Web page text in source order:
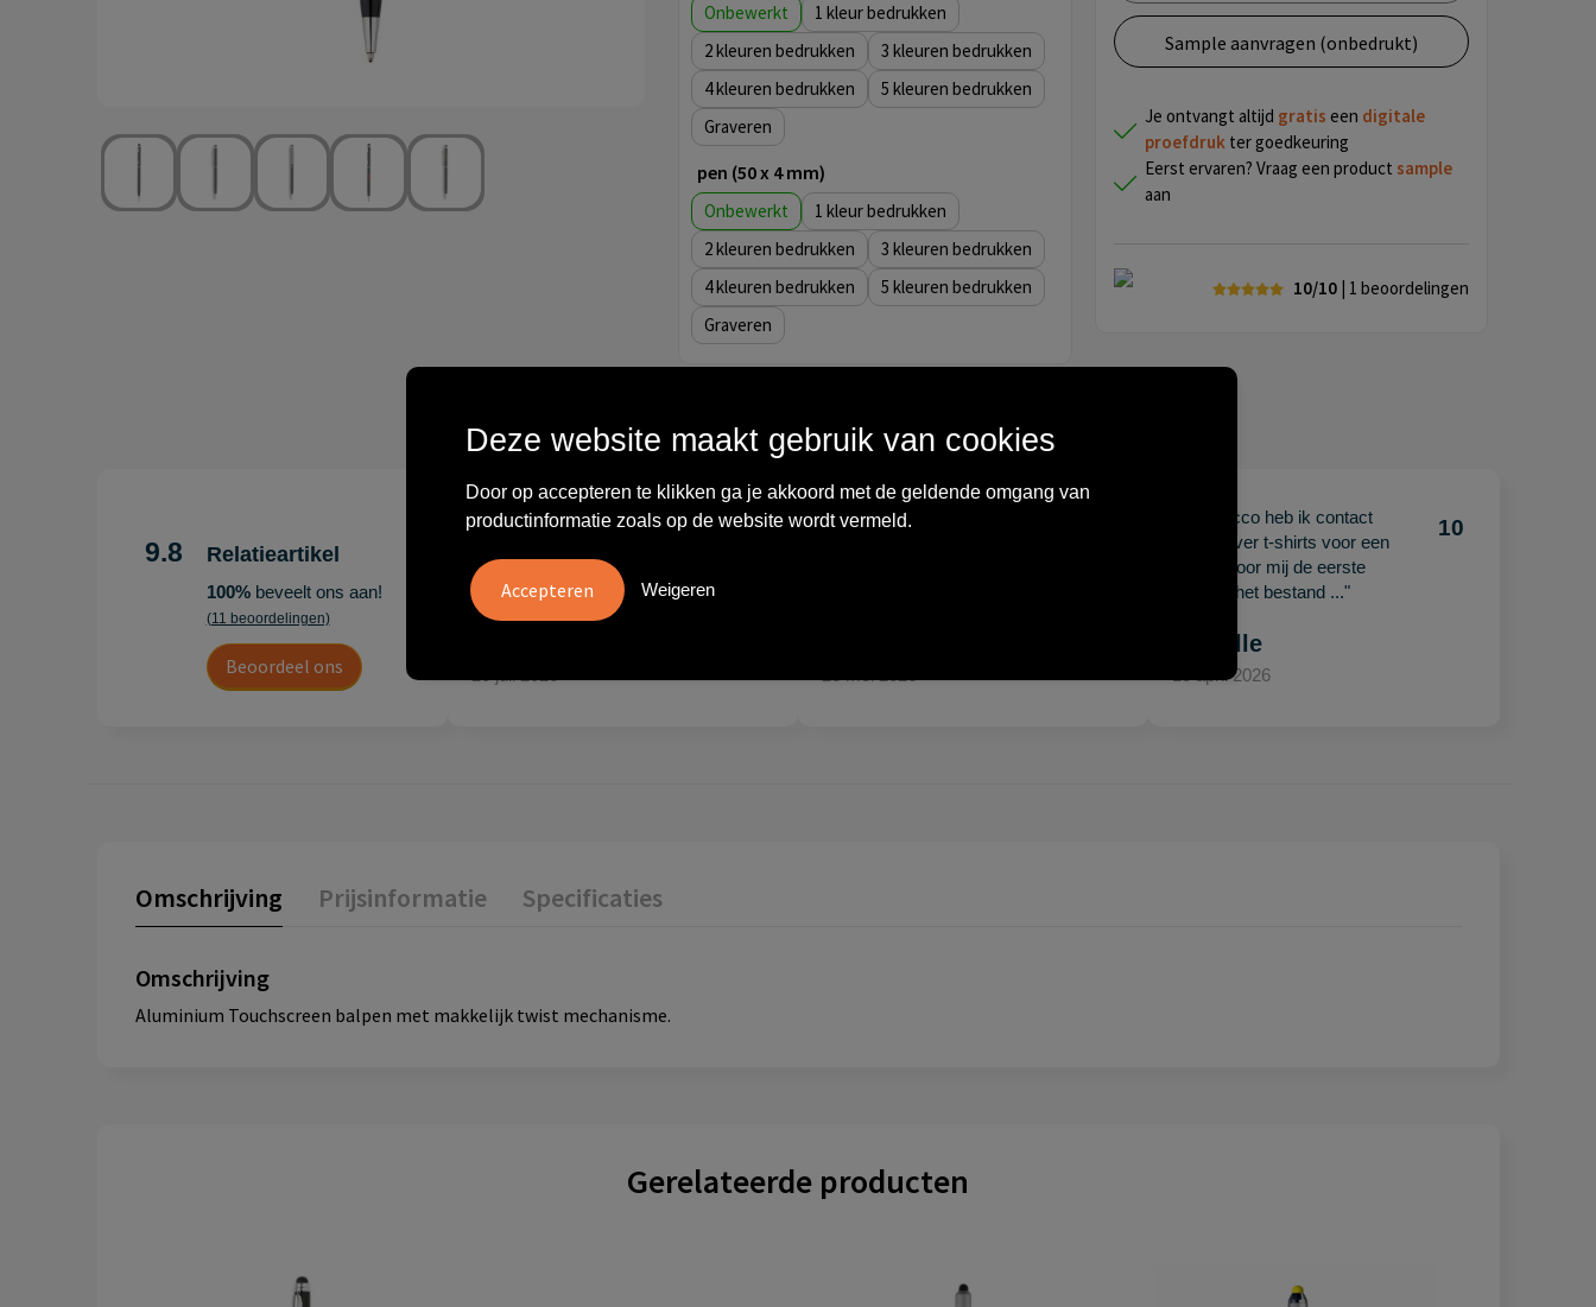
Onbewerkt
1
2
3
4
5
Graveren
pen (50 x 4 mm)
Onbewerkt
1
2
3
4
5
Graveren
Sample aanvragen (onbedrukt)
Je ontvangt altijd gratis een digitale
proefdrukter goedkeuring
Eerst ervaren? Vraag een product sample
aan
10/10 | 1 beoordelingen
9.8 Relatieartikel
100%beveelt ons aan!
(11 beoordelingen)
Beoordeel ons
"Erg tevreden over
Artikelen. Het contact was
persoonlijk en prettig, we w..."
10
"Ze denken in oplossingen.
"Met Jacco heb ik contact
gehad over t-shirts voor een
beurs. Voor mij de eerste
keer en het bestand ..."
10
Mariëlle
15 april 2026
Omschrijving Prijsinformatie Specificaties
Omschrijving
Aluminium Touchscreen balpen met makkelijk twist mechanisme.
Gerelateerde producten
Deze website maakt gebruik van cookies
Door op accepteren te klikken ga je akkoord met de geldende omgang van
productinformatie zoals op de website wordt vermeld.
Weigeren